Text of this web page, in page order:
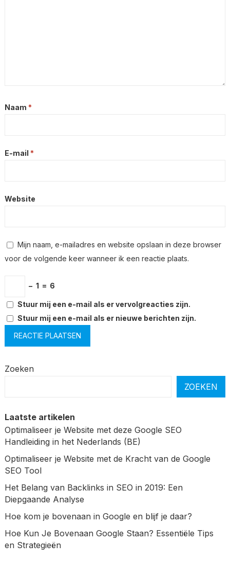
Naam *
E-mail *
Website
Mijn naam, e-mailadres en website opslaan in deze browser
voor de volgende keer wanneer ik een reactie plaats.
− 1 = 6
Stuur mij een e-mail als er vervolgreacties zijn.
Stuur mij een e-mail als er nieuwe berichten zijn.
Zoeken
ZOEKEN
Laatste artikelen
Optimaliseer je Website met deze Google SEO
Handleiding in het Nederlands (BE)
Optimaliseer je Website met de Kracht van de Google
SEO Tool
Het Belang van Backlinks in SEO in 2019: Een
Diepgaande Analyse
Hoe kom je bovenaan in Google en blijf je daar?
Hoe Kun Je Bovenaan Google Staan? Essentiële Tips
en Strategieën